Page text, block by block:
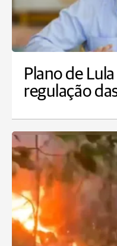
Plano de
regulação